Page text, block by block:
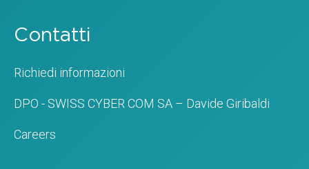
Contatti
Richiedi informazioni
DPO - SWISS CYBER COM SA – Davide Giribaldi
Careers